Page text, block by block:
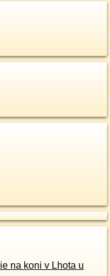
na koni v Lhota u